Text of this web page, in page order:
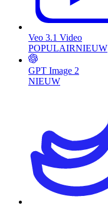
Veo 3.1 Video
POPULAIRNIEUW
GPT Image 2
NIEUW